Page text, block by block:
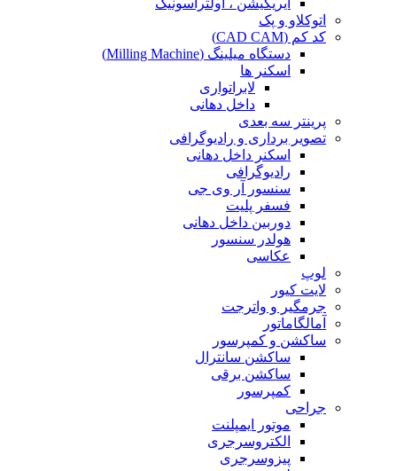
ایریگیشن ، اولتراسونیک
اتوکلاو و پک
کد کم (CAD CAM)
دستگاه میلینگ (Milling Machine)
اسکنر ها
لابراتواری
داخل دهانی
پرینتر سه بعدی
تصویر برداری و رادیوگرافی
اسکنر داخل دهانی
رادیوگرافی
سنسور آر وی جی
فسفر پلیت
دوربین داخل دهانی
هولدر سنسور
عکاسی
لوپ
لایت کیور
جرمگیر و واترجت
آمالگاماتور
ساکشن و کمپرسور
ساکشن سانترال
ساکشن برقی
کمپرسور
جراحی
موتور ایمپلنت
الکتروسرجری
پیزوسرجری